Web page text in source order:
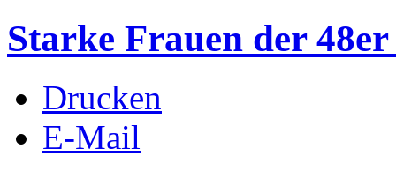
Starke Frauen der
Drucken
E-Mail